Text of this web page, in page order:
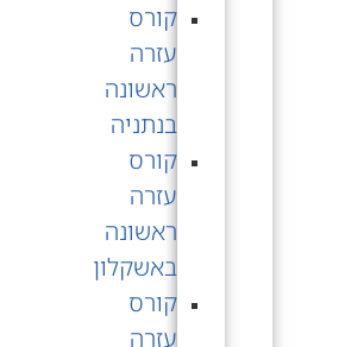
קורס
עזרה
ראשונה
בנתניה
קורס
עזרה
ראשונה
באשקלון
קורס
עזרה